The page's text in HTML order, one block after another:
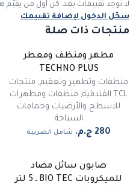
لا توجد تقييمات بعد. كن أول من يقيّم
سجّل الدخول لإضافة تقييمك
منتجات ذات صلة
مطهر ومنظف ومعطر
TECHNO PLUS
منظفات وتطهير وتعقيم, منتجات
TCL الفندقية
, منظفات ومطهرات
للاسطح والأرضيات وحمامات
السباحة
شامل الضريبة
صابون سائل مضاد
للميكروبات BIO TEC ـ 5 لتر